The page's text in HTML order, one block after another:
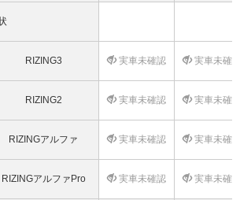
RIZING3 実車未確認 実車未確
RIZING2 実車未確認 実車未確
RIZINGアルファ 実車未確認 実車未確
RIZINGアルファPro 実車未確認 実車未確